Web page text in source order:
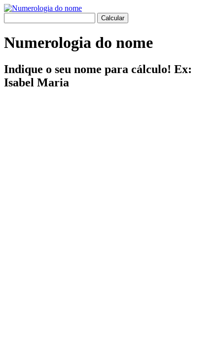
Numerologia do nome
Indique o seu nome para cálculo! Ex:
Isabel Maria